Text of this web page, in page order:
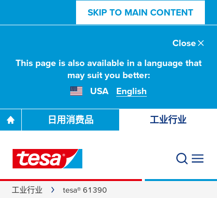
SKIP TO MAIN CONTENT
This page is also available in a language that
may suit you better:
USA
English
Close
日用消费品 工业行业
工业行业 tesa® 61390